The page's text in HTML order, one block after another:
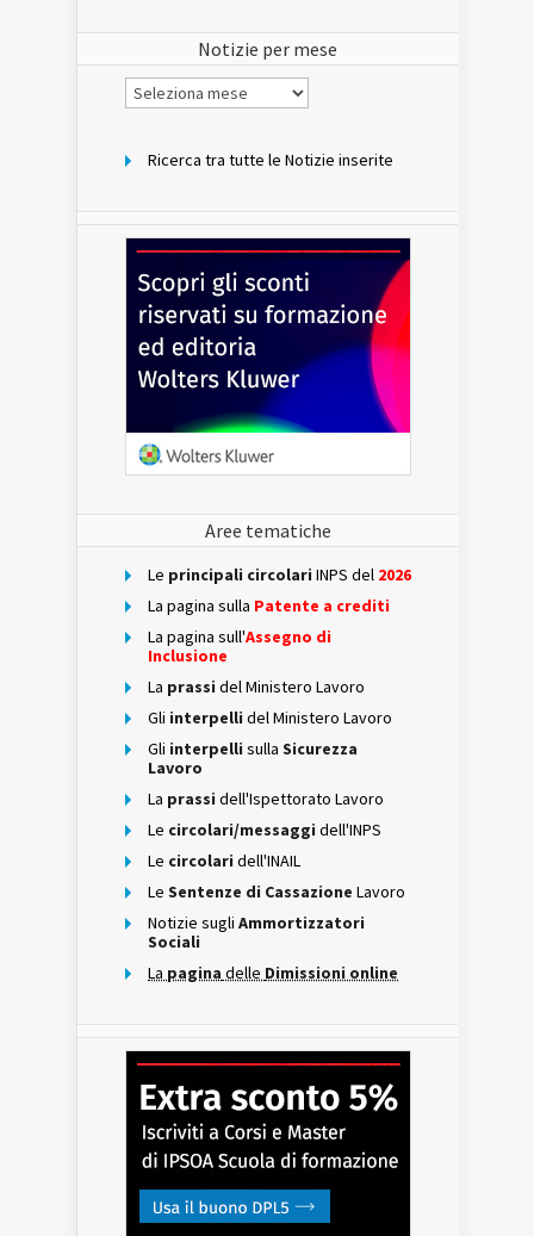
Notizie per mese
Notizie
per
Ricerca tra tutte le Notizie inserite
Aree tematiche
Le principali circolari INPS del 2026
La pagina sulla Patente a crediti
La pagina sull'Assegno di
Inclusione
La prassi del Ministero Lavoro
Gli interpelli del Ministero Lavoro
Gli interpelli sulla Sicurezza
Lavoro
La prassi dell'Ispettorato Lavoro
Le circolari/messaggi dell'INPS
Le circolari dell'INAIL
Le Sentenze di Cassazione Lavoro
Notizie sugli Ammortizzatori
Sociali
La pagina delle Dimissioni online